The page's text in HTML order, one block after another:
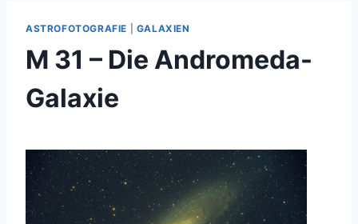
ASTROFOTOGRAFIE GALAXIEN
M 31 – Die Andromeda-
Galaxie